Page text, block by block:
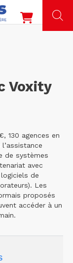
Voxity
130 agences en
de systèmes
avec
de
Les
proposés
accéder à un